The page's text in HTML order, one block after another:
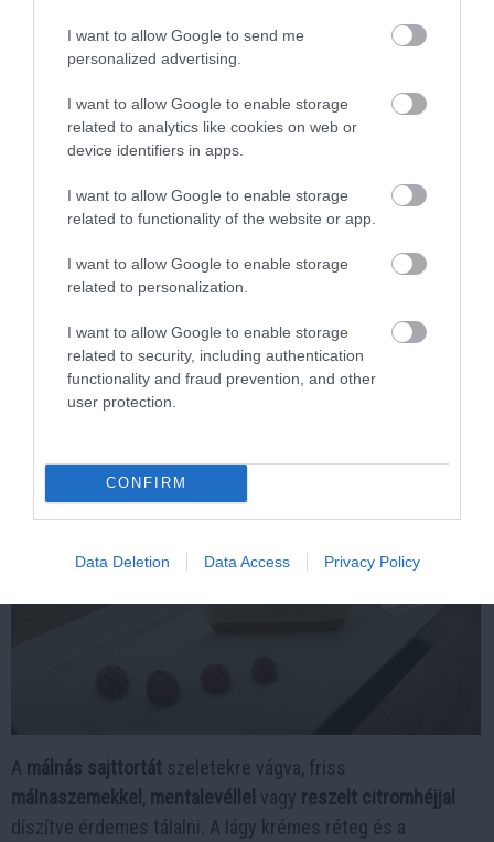
I want to allow Google to send me
personalized advertising.
I want to allow Google to enable storage
related to analytics like cookies on web or
device identifiers in apps.
I want to allow Google to enable storage
related to functionality of the website or app.
I want to allow Google to enable storage
related to personalization.
I want to allow Google to enable storage
related to security, including authentication
functionality and fraud prevention, and other
user protection.
CONFIRM
Data Deletion Data Access Privacy Policy
179 93 307
Kép és a videó forrása: https://www.youtube.com/watch?
Tálalási javaslat
A málnás sajttortát szeletekre vágva, friss
málnaszemekkel , mentalevéllel vagy reszelt citromhéjjal
díszítve érdemes tálalni. A lágy krémes réteg és a